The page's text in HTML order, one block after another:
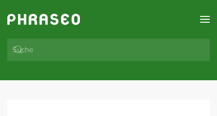
Zum Hauptinhalt springen